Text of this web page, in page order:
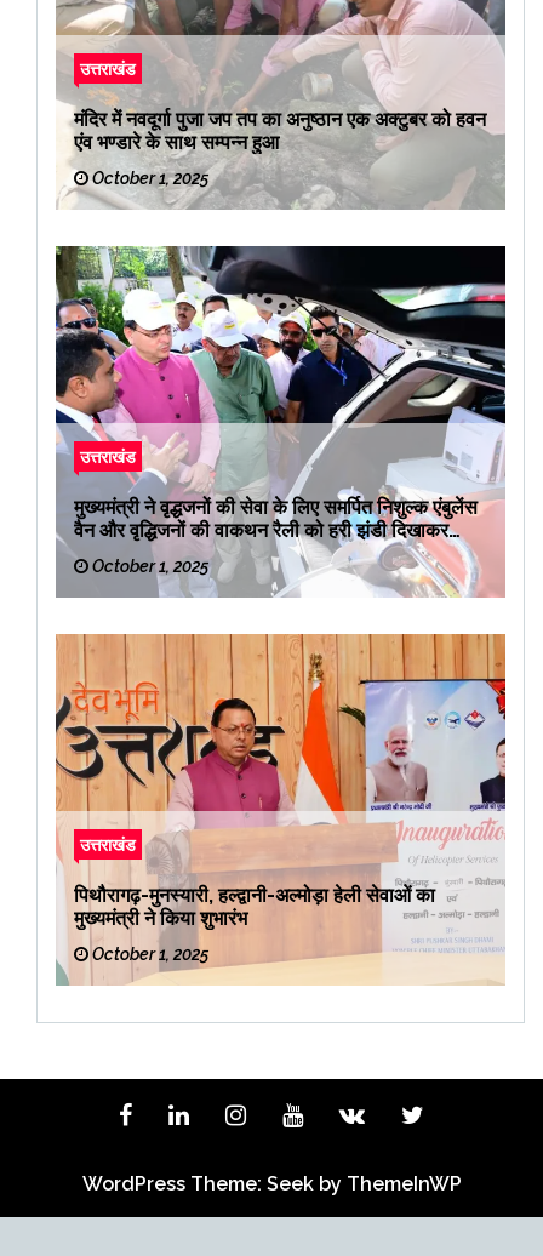
उत्तराखंड
मंदिर में नवदूर्गा पुजा जप तप का अनुष्ठान एक अक्टुबर को हवन
एंव भण्डारे के साथ सम्पन्न हुआ
October 1, 2025
उत्तराखंड
मुख्यमंत्री ने वृद्धजनों की सेवा के लिए समर्पित निशुल्क एंबुलेंस
वैन और वृद्धिजनों की वाकथन रैली को हरी झंडी दिखाकर
रवाना किया
October 1, 2025
उत्तराखंड
पिथौरागढ़-मुनस्यारी, हल्द्वानी-अल्मोड़ा हेली सेवाओं का
मुख्यमंत्री ने किया शुभारंभ
October 1, 2025
WordPress Theme: Seek by ThemeInWP